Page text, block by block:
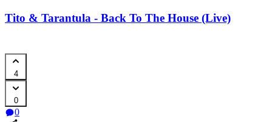
Tito & Tarantula - Back To The House (Live)
4
0
0